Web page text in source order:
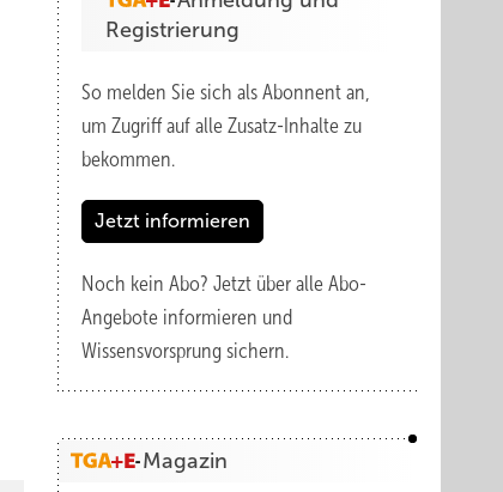
Registrierung
So melden Sie sich als Abonnent an,
um Zugriff auf alle Zusatz-Inhalte zu
bekommen.
Jetzt informieren
Noch kein Abo? Jetzt über alle Abo-
Angebote informieren und
Wissensvorsprung sichern.
Magazin